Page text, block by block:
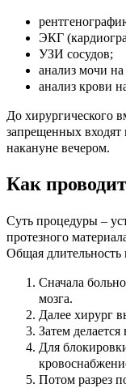
ЭКГ
УЗИ сосудов;
анализ мочи
анализ крови
До хирургического
запрещенных входят
накануне вечером.
Как
Суть процедуры –
протезного
Общая длительность
Сначала
мозга.
Далее хирург
Затем
Для
Потом разрез